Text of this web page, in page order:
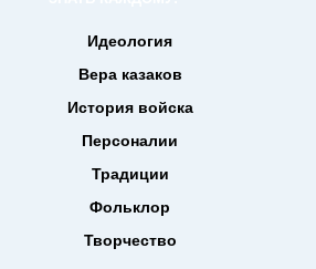
Идеология
Вера казаков
История войска
Персоналии
Традиции
Фольклор
Творчество